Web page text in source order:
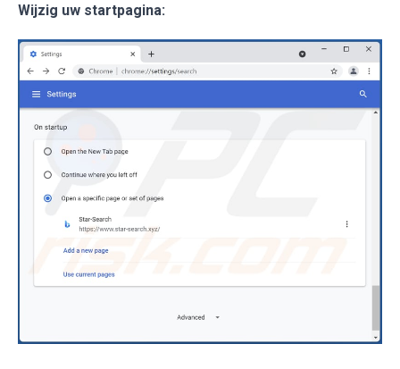
Wijzig uw startpagina: